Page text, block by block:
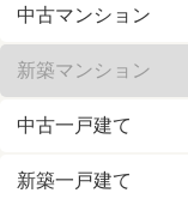
中古マンション
新築マンション
中古一戸建て
新築一戸建て